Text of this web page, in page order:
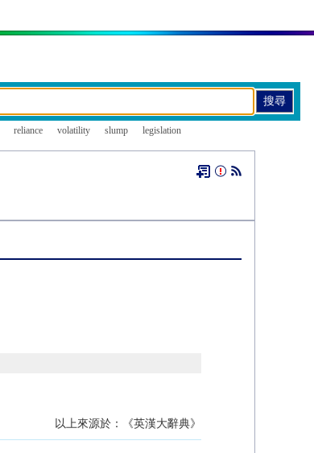
reliance volatility slump legislation
以上來源於：《英漢大辭典》